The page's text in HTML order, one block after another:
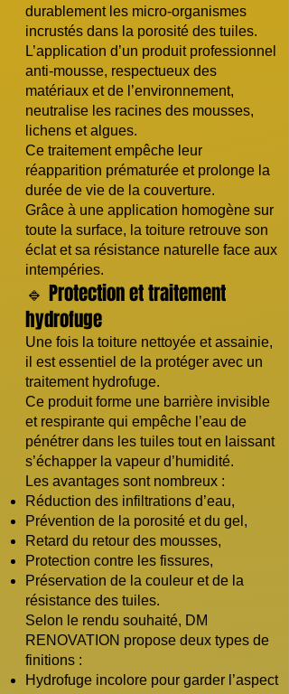
durablement les micro-organismes
incrustés dans la porosité des tuiles.
L’application d’un produit professionnel
anti-mousse, respectueux des
matériaux et de l’environnement,
neutralise les racines des mousses,
lichens et algues.
Ce traitement empêche leur
réapparition prématurée et prolonge la
durée de vie de la couverture.
Grâce à une application homogène sur
toute la surface, la toiture retrouve son
éclat et sa résistance naturelle face aux
intempéries.
🔹 Protection et traitement
hydrofuge
Une fois la toiture nettoyée et assainie,
il est essentiel de la protéger avec un
traitement hydrofuge.
Ce produit forme une barrière invisible
et respirante qui empêche l’eau de
pénétrer dans les tuiles tout en laissant
s’échapper la vapeur d’humidité.
Les avantages sont nombreux :
Réduction des infiltrations d’eau,
Prévention de la porosité et du gel,
Retard du retour des mousses,
Protection contre les fissures,
Préservation de la couleur et de la
résistance des tuiles.
Selon le rendu souhaité, DM
RENOVATION propose deux types de
finitions :
Hydrofuge incolore pour garder l’aspect